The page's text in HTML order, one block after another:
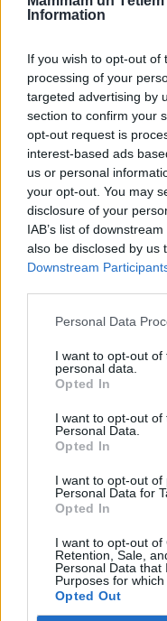
Information
If you wish to opt-out of
processing of your
targeted advertising by
section to confirm your
opt-out request is
interest-based ads
us or personal
your opt-out. You may
disclosure of your
IAB’s list of
also be disclosed by us
Downstream
Personal Data
I want to opt-out
personal data.
Opted In
I want to opt-out of
Personal Data.
Opted In
I want to opt-out of
Personal Data for
Opted In
I want to opt-out of
Retention, Sale,
Personal Data that
Purposes for which
Opted Out
Svarīga ir augu
zeme labi
egļu zariem vai
Kas var kaitēt
Pārāk liela ēna
izvēlies labi
pasargāta no
augam nenāks
bagātīga, ziedu
Caurvējš. Ērikas
parūpējies, lai
panākt ar vēja
zemajiem
bedres apakšā
ķieģeļu lauskām
augam ir kaitīgs.
ziedēšanas
attālumā citu no